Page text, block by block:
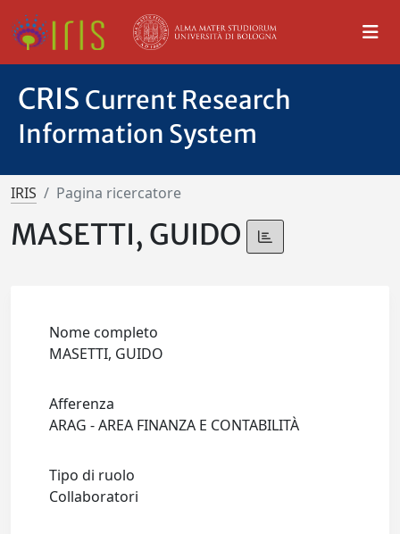
CRIS Current Research
Information System
IRIS Pagina ricercatore
MASETTI, GUIDO
Nome completo
MASETTI, GUIDO
Afferenza
ARAG - AREA FINANZA E CONTABILITÀ
Tipo di ruolo
Collaboratori